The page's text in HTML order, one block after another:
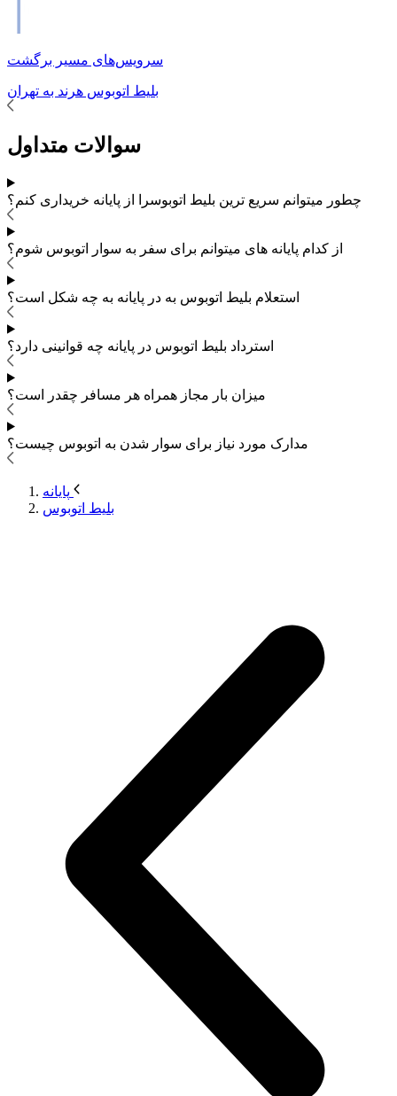
سرویس‌های مسیر برگشت
بلیط اتوبوس هرند به تهران
سوالات متداول
چطور میتوانم سریع ترین بلیط اتوبوسرا از پایانه خریداری کنم؟
از کدام پایانه های میتوانم برای سفر به سوار اتوبوس شوم؟
استعلام بلیط اتوبوس به در پایانه به چه شکل است؟
استرداد بلیط اتوبوس در پایانه چه قوانینی دارد؟
میزان بار مجاز همراه هر مسافر چقدر است؟
مدارک مورد نیاز برای سوار شدن به اتوبوس چیست؟
بلیط اتوبوس